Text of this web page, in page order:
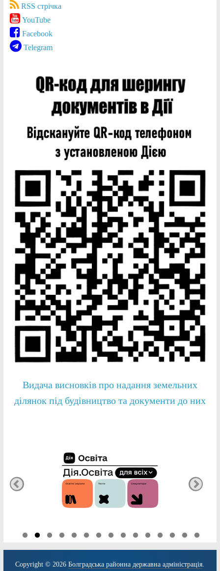
RSS стрічка
YouTube
Facebook
Telegram
Видача висновків про надання земельних
ділянок під будівництво та документи до них
Copyright © 2026Болградська районна державна адміністрація